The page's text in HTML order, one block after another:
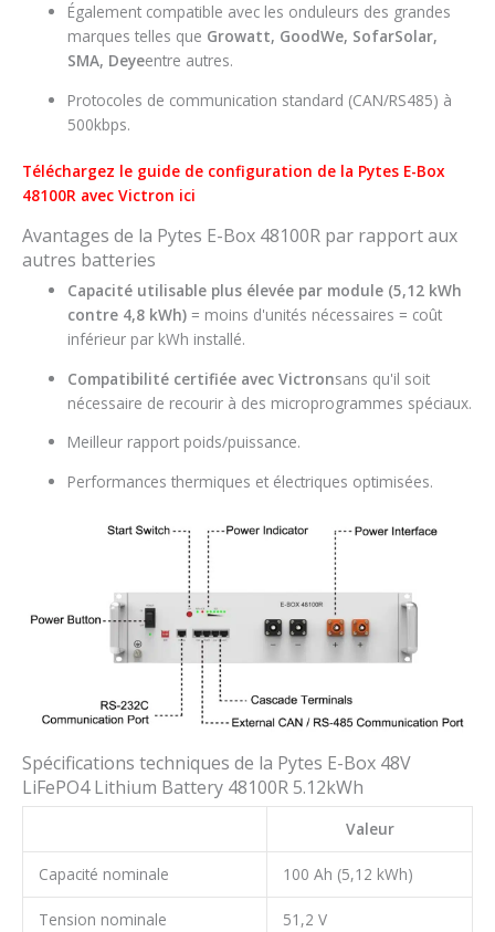
Également compatible avec les onduleurs des grandes
marques telles que Growatt, GoodWe, SofarSolar,
SMA, Deyeentre autres.
Protocoles de communication standard (CAN/RS485) à
500kbps.
Téléchargez le guide de configuration de la Pytes E-Box
48100R avec Victron ici
Avantages de la Pytes E-Box 48100R par rapport aux
autres batteries
Capacité utilisable plus élevée par module (5,12 kWh
contre 4,8 kWh) = moins d'unités nécessaires = coût
inférieur par kWh installé.
Compatibilité certifiée avec Victronsans qu'il soit
nécessaire de recourir à des microprogrammes spéciaux.
Meilleur rapport poids/puissance.
Performances thermiques et électriques optimisées.
Spécifications techniques de la Pytes E-Box 48V
LiFePO4 Lithium Battery 48100R 5.12kWh
Valeur
Capacité nominale 100 Ah (5,12 kWh)
Tension nominale 51,2 V